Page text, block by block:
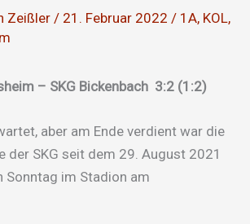
Zeißler / 21. Februar 2022 / 1A, KOL,
– SKG Bickenbach 3:2 (1:2)
aber am Ende verdient war die
der SKG seit dem 29. August 2021
Sonntag im Stadion am